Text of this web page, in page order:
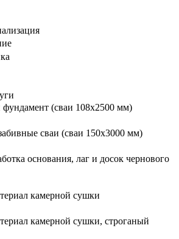
(сваи 108х2500 мм)
сваи (сваи 150х3000 мм)
основания, лаг и досок чернового
камерной сушки
камерной сушки, строганый